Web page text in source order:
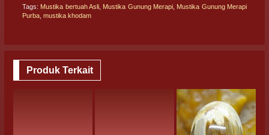
Tags: Mustika bertuah Asli Mustika Gunung Merapi Mustika Gunung Merapi
Purba mustika khodam
Produk Terkait